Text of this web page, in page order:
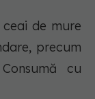
ceai de mure
precum
cu